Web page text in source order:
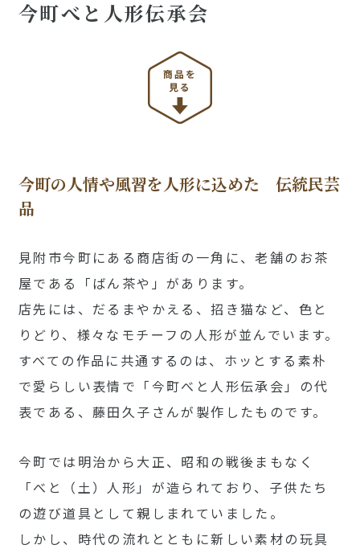
今町べと人形伝承会
今町の人情や風習を人形に込めた 伝統民芸
品
見附市今町にある商店街の一角に、老舗のお茶
屋である「ばん茶や」があります。
店先には、だるまやかえる、招き猫など、色と
りどり、様々なモチーフの人形が並んでいます。
すべての作品に共通するのは、ホッとする素朴
で愛らしい表情で「今町べと人形伝承会」の代
表である、藤田久子さんが製作したものです。
今町では明治から大正、昭和の戦後まもなく
「べと（土）人形」が造られており、子供たち
の遊び道具として親しまれていました。
しかし、時代の流れとともに新しい素材の玩具